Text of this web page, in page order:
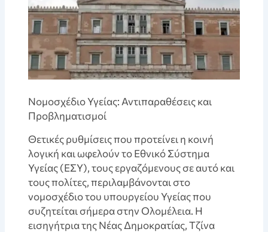
Νομοσχέδιο Υγείας: Αντιπαραθέσεις και
Προβληματισμοί
Θετικές ρυθμίσεις που προτείνει η κοινή
λογική και ωφελούν το Εθνικό Σύστημα
Υγείας (ΕΣΥ), τους εργαζόμενους σε αυτό και
τους πολίτες, περιλαμβάνονται στο
νομοσχέδιο του υπουργείου Υγείας που
συζητείται σήμερα στην Ολομέλεια. Η
εισηγήτρια της Νέας Δημοκρατίας, Τζίνα